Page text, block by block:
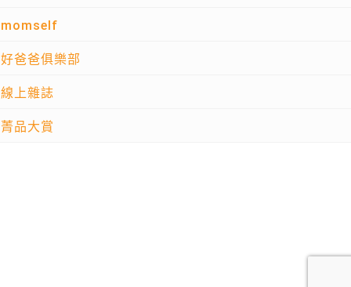
momself
好爸爸俱樂部
線上雜誌
菁品大賞